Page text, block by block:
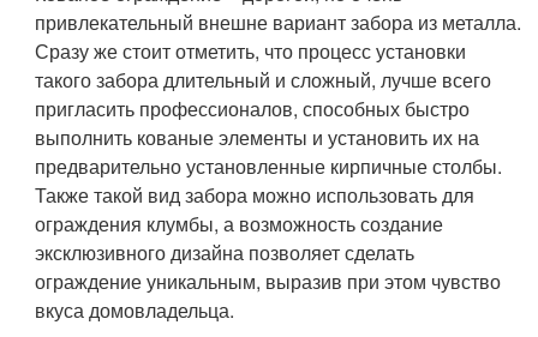
привлекательный внешне вариант забора из металла.
Сразу же стоит отметить, что процесс установки
такого забора длительный и сложный, лучше всего
пригласить профессионалов, способных быстро
выполнить кованые элементы и установить их на
предварительно установленные кирпичные столбы.
Также такой вид забора можно использовать для
ограждения клумбы, а возможность создание
эксклюзивного дизайна позволяет сделать
ограждение уникальным, выразив при этом чувство
вкуса домовладельца.